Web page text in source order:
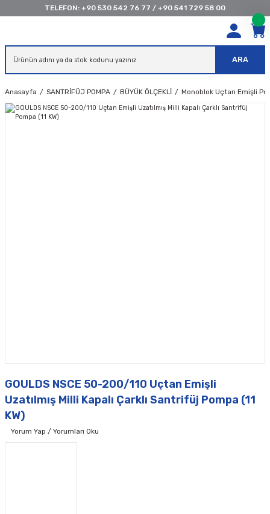
TELEFON: +90 530 542 76 77 / +90 541 729 58 00
ARA
Anasayfa SANTRİFÜJ POMPA BÜYÜK ÖLÇEKLİ Monoblok Uçtan Emişli
GOULDS NSCE 50-200/110 Uçtan Emişli
Uzatılmış Milli Kapalı Çarklı Santrifüj Pompa (11
KW)
Yorum Yap / Yorumları Oku